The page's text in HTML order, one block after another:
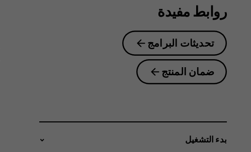
روابط مفيدة
تحديثات البرامج
ضمان المنتج
بدء التشغيل